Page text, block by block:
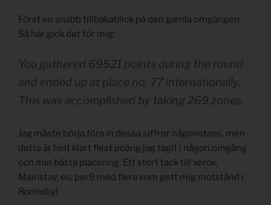
Först en snabb tillbakablick på den gamla omgången.
Så här gick det för mig:
You gathered 69521 points during the round
and ended up at place no. 77 internationally.
This was accomplished by taking 269 zones.
Jag måste börja föra in dessa siffror någonstans, men
detta är helt klart flest poäng jag tagit i någon omgång
och min bästa placering. Ett stort tack till xerox,
Mainstay, es, per9 med flera som gett mig motstånd i
Ronneby!